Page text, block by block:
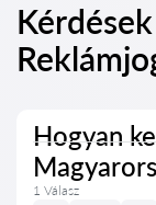
Hogyan
1 Válasz